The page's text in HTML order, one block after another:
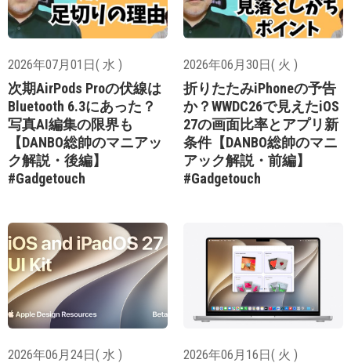
2026年07月01日( 水 )
次期AirPods Proの伏線は
Bluetooth 6.3にあった？
写真AI編集の限界も
【DANBO総帥のマニアッ
ク解説・後編】
#Gadgetouch
2026年06月30日( 火 )
折りたたみiPhoneの予告
か？WWDC26で見えたiOS
27の画面比率とアプリ新
条件【DANBO総帥のマニ
アック解説・前編】
#Gadgetouch
2026年06月24日( 水 ) 2026年06月16日( 火 )